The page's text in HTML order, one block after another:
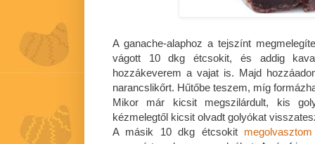
A ganache-alaphoz a tejszínt
vágott 10 dkg étcsokit, és addig
hozzákeverem a vajat is. Majd
narancslikőrt. Hűtőbe teszem, míg
Mikor már kicsit megszilárdult, kis
kézmelegtől kicsit olvadt golyókat
A másik 10 dkg étcsokit